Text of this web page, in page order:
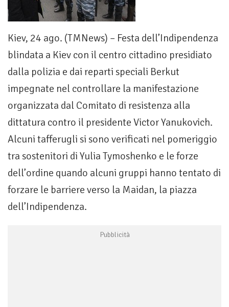
Kiev, 24 ago. (TMNews) – Festa dell’Indipendenza
blindata a Kiev con il centro cittadino presidiato
dalla polizia e dai reparti speciali Berkut
impegnate nel controllare la manifestazione
organizzata dal Comitato di resistenza alla
dittatura contro il presidente Victor Yanukovich.
Alcuni tafferugli si sono verificati nel pomeriggio
tra sostenitori di Yulia Tymoshenko e le forze
dell’ordine quando alcuni gruppi hanno tentato di
forzare le barriere verso la Maidan, la piazza
dell’Indipendenza.